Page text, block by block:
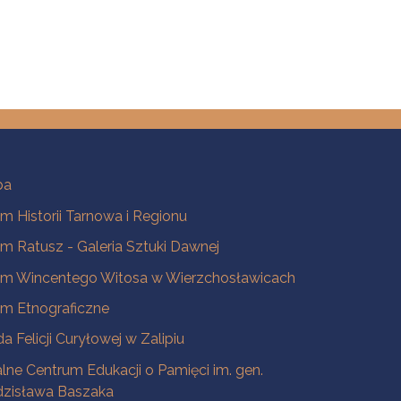
Historii Tarnowa i Regionu
Ratusz - Galeria Sztuki Dawnej
Wincentego Witosa w Wierzchosławicach
Etnograficzne
Felicji Curyłowej w Zalipiu
Centrum Edukacji o Pamięci im. gen.
Baszaka